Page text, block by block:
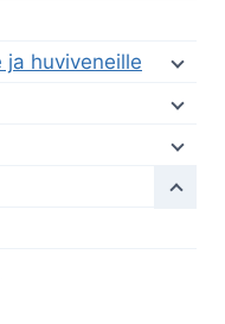
huviveneille